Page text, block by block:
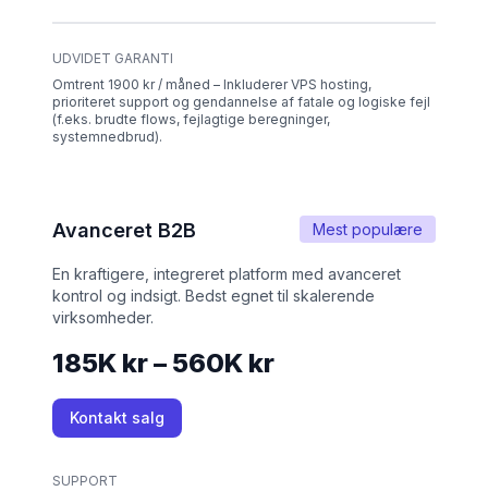
UDVIDET GARANTI
Omtrent 1900 kr / måned – Inkluderer VPS hosting,
prioriteret support og gendannelse af fatale og logiske fejl
(f.eks. brudte flows, fejlagtige beregninger,
systemnedbrud).
Mest populære
Avanceret B2B
En kraftigere, integreret platform med avanceret
kontrol og indsigt. Bedst egnet til skalerende
virksomheder.
185K kr – 560K kr
Kontakt salg
SUPPORT